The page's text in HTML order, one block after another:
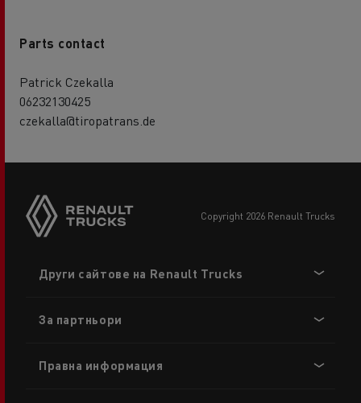
Parts contact
Patrick Czekalla
06232130425
czekalla@tiropatrans.de
copyright 2026 Renault Trucks
menu
Други сайтове на Renault Trucks
За партньори
Правна информация